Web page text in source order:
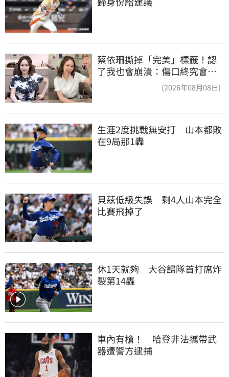
蔡依珊撕掉「完美」標籤！認
了我也會崩潰：傷口終究會癒
(2026年08月08日)
生涯2度挑戰無安打　山本都敗
在9局那1轟
貝茲低級失誤　剩4人山本完全
比賽飛掉了
休1天就夠　大谷歸隊首打席炸
裂第14轟
車內有槍！　哈登非法攜帶武
器遭警方逮捕